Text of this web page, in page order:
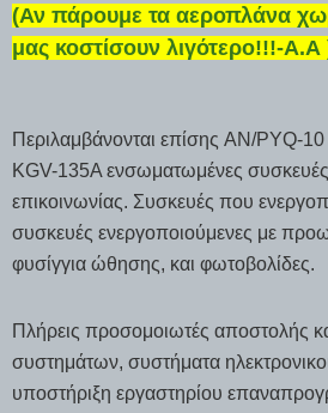
(Αν πάρουμε τα αεροπλάνα
μας κοστίσουν λιγότερο!!!-Α.Α
Περιλαμβάνονται επίσης AN/PYQ-
KGV-135A ενσωματωμένες
επικοινωνίας. Συσκευές που
συσκευές ενεργοποιούμενες με
φυσίγγια ώθησης, και φωτοβολίδες.
Πλήρεις προσομοιωτές αποστολής
συστημάτων, συστήματα
υποστήριξη εργαστηρίου